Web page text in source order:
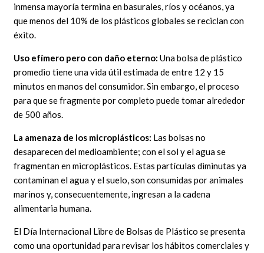
inmensa mayoría termina en basurales, ríos y océanos, ya
que menos del 10% de los plásticos globales se reciclan con
éxito.
Uso efímero pero con daño eterno: Una bolsa de plástico
promedio tiene una vida útil estimada de entre 12 y 15
minutos en manos del consumidor. Sin embargo, el proceso
para que se fragmente por completo puede tomar alrededor
de 500 años.
La amenaza de los microplásticos: Las bolsas no
desaparecen del medioambiente; con el sol y el agua se
fragmentan en microplásticos. Estas partículas diminutas ya
contaminan el agua y el suelo, son consumidas por animales
marinos y, consecuentemente, ingresan a la cadena
alimentaria humana.
El Día Internacional Libre de Bolsas de Plástico se presenta
como una oportunidad para revisar los hábitos comerciales y